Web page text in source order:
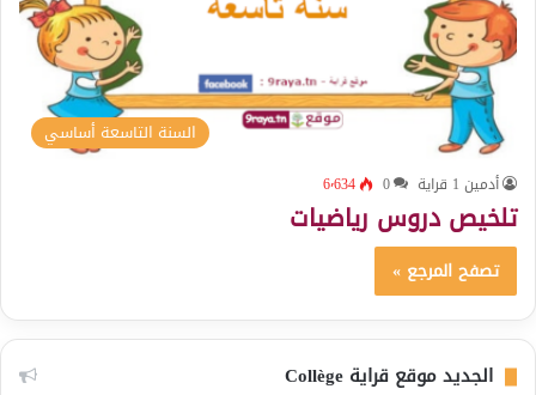
السنة التاسعة أساسي
أدمين 1 قراية 0 6٬634
تلخيص دروس رياضيات
تصفح المرجع »
الجديد موقع قراية Collège